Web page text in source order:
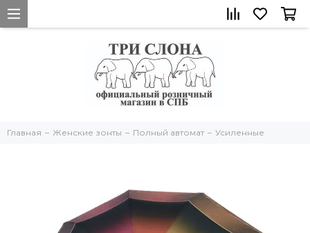
Главная Женские зонты Полный автомат Усиленные